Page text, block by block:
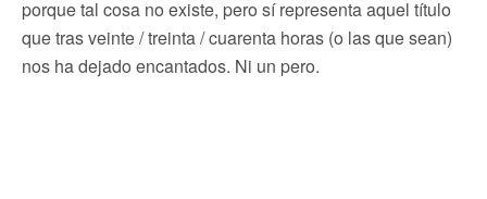
porque tal cosa no existe, pero sí representa aquel título
que tras veinte / treinta / cuarenta horas (o las que sean)
nos ha dejado encantados. Ni un pero.